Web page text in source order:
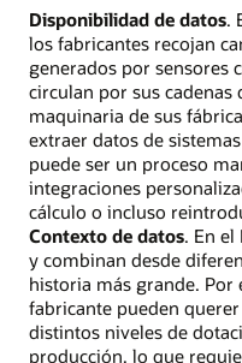
Disponibilidad de datos.
los fabricantes recojan
generados por sensores
circulan por sus cadenas
maquinaria de sus
extraer datos de
puede ser un proceso
integraciones
cálculo o incluso
Contexto de datos. En el
y combinan desde
historia más grande.
fabricante pueden
distintos niveles de
producción, lo que